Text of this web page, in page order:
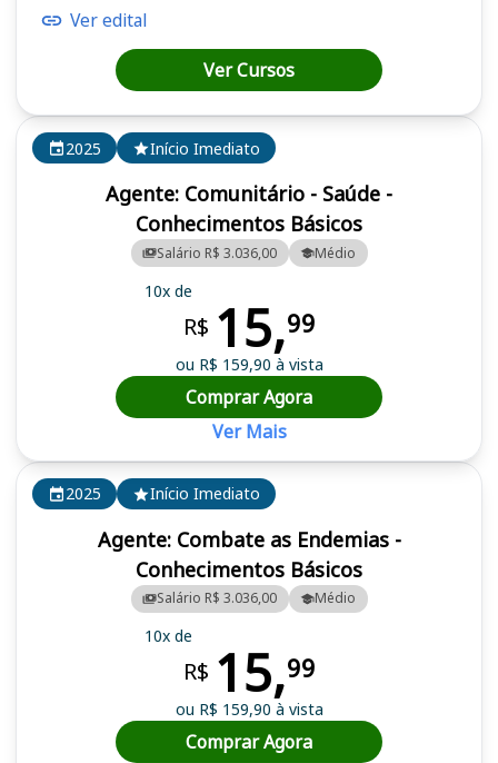
2025 Início Imediato
Agente: Combate as Endemias -
Conhecimentos Básicos
Salário R$ 3.036,00 Médio
10x de
R$ 15,99
ou R$ 159,90 à vista
Comprar Agora
2025 Início Imediato
Agente: Comunitário - Saúde -
Conhecimentos Básicos
Salário R$ 3.036,00 Médio
10x de
R$ 15,99
ou R$ 159,90 à vista
Comprar Agora
Ver Mais
Ver edital
Ver Cursos